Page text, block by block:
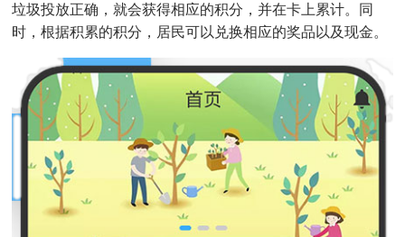
垃圾投放正确，就会获得相应的积分，并在卡上累计。同
时，根据积累的积分，居民可以兑换相应的奖品以及现金。